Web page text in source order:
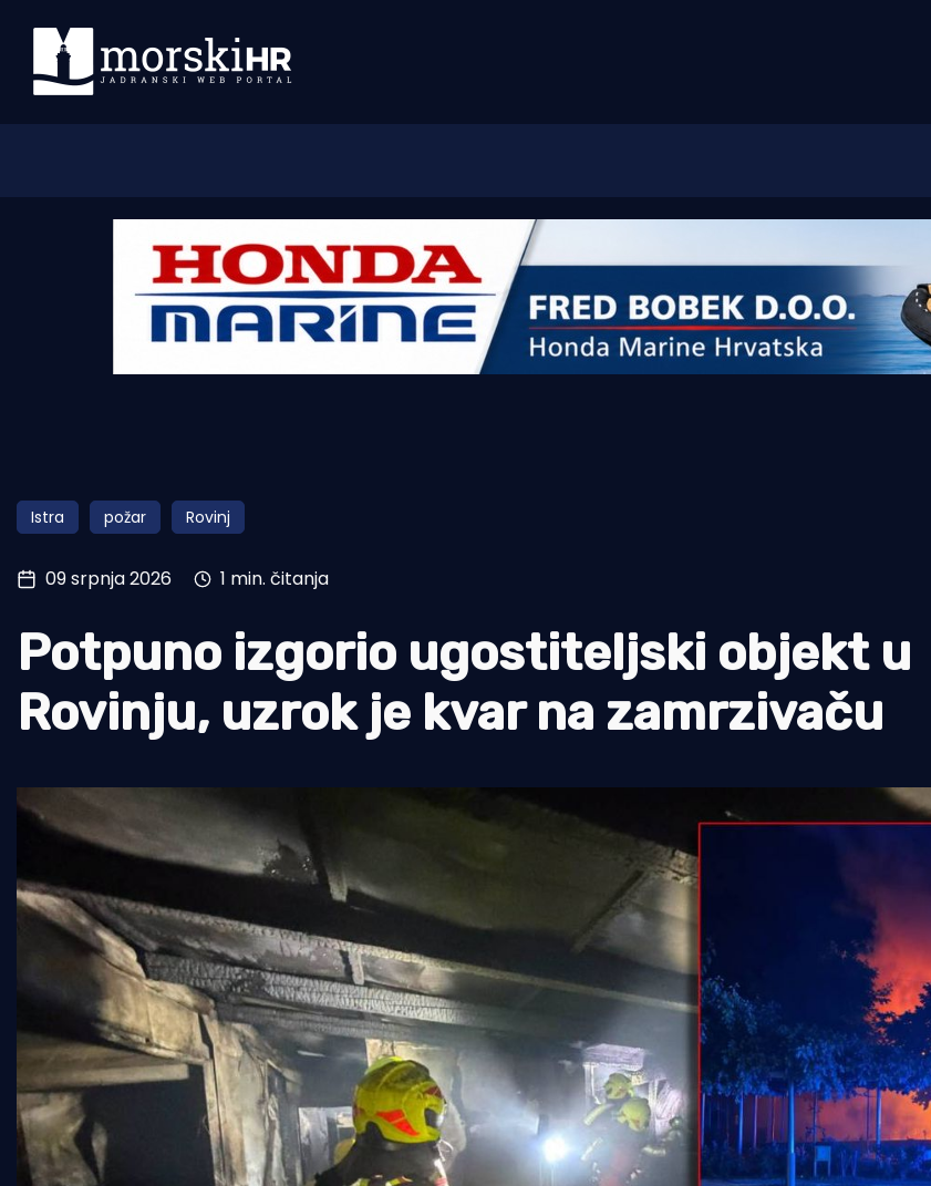
Morski plus
Pomorstvo
Ribolov
Tradicija i kultura
Istra požar Rovinj
09 srpnja 2026 1 min. čitanja
Potpuno izgorio ugostiteljski objekt u
Rovinju, uzrok je kvar na zamrzivaču